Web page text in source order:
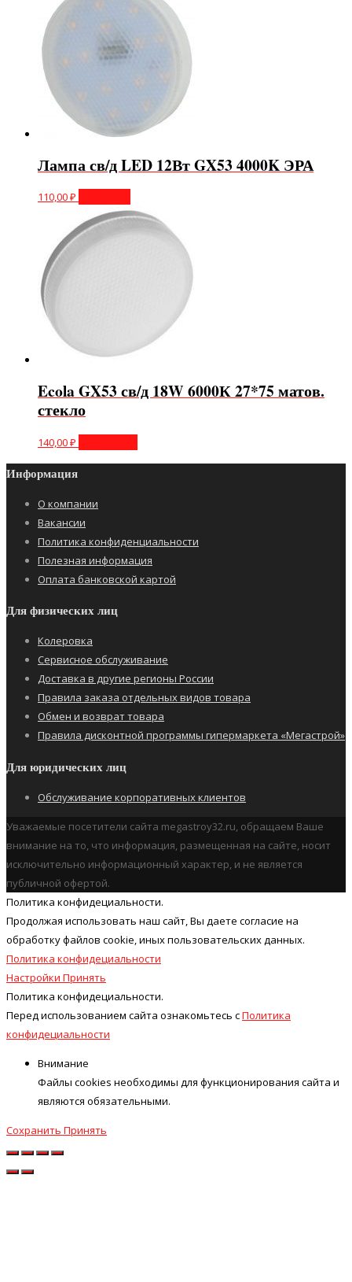
Лампа св/д LED 12Вт GX53 4000K ЭРА
110,00₽
Ecola GX53 св/д 18W 6000К 27*75 матов.
стекло
140,00₽
Информация
О компании
Вакансии
Политика конфиденциальности
Полезная информация
Оплата банковской картой
Для физических лиц
Колеровка
Сервисное обслуживание
Доставка в другие регионы России
Правила заказа отдельных видов товара
Обмен и возврат товара
Правила дисконтной программы гипермаркета «Мегастрой»
Для юридических лиц
Обслуживание корпоративных клиентов
Уважаемые посетители сайта megastroy32.ru, обращаем Ваше
внимание на то, что информация, размещенная на сайте, носит
исключительно информационный характер, и не является
публичной офертой.
Политика конфидециальности.
Продолжая использовать наш cайт, Вы даете согласие на
обработку файлов cookie, иных пользовательских данных.
Политика конфидециальности
Настройки Принять
Политика конфидециальности.
Перед использованием сайта ознакомьтесь сПолитика
конфидециальности
Внимание
Файлы cookies необходимы для функционирования сайта и
являются обязательными.
Сохранить Принять